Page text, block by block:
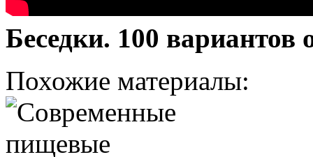
Беседки. 100 вариантов
Похожие материалы: